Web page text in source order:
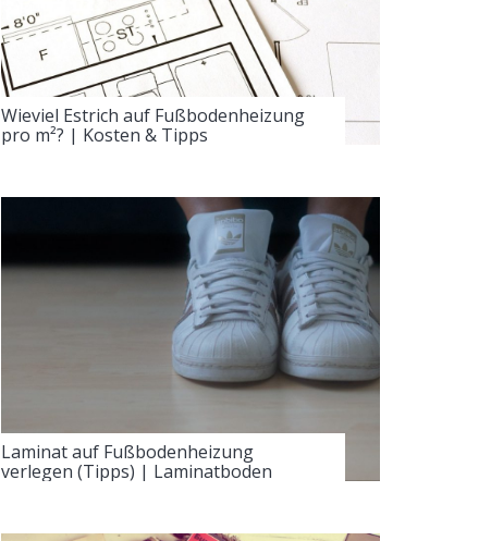
Wieviel Estrich auf Fußbodenheizung
pro m²? | Kosten & Tipps
Laminat auf Fußbodenheizung
verlegen (Tipps) | Laminatboden